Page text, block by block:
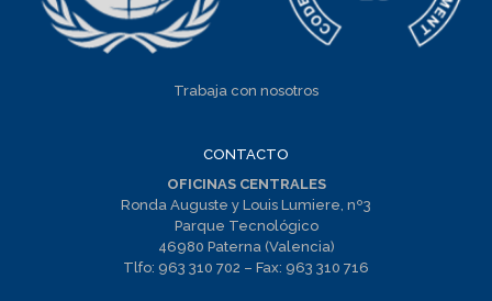
Trabaja con nosotros
CONTACTO
OFICINAS CENTRALES
Ronda Auguste y Louis Lumiere, nº3
Parque Tecnológico
46980 Paterna (Valencia)
Tlfo: 963 310 702 – Fax: 963 310 716